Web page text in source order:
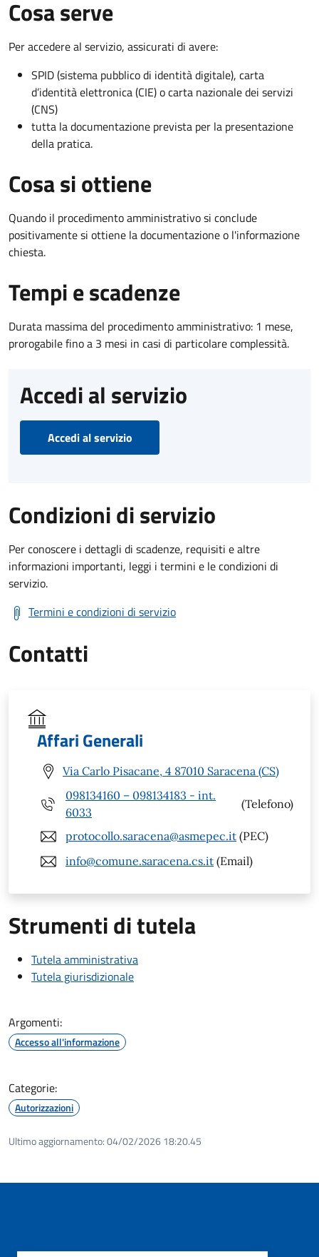
Cosa serve
Per accedere al servizio, assicurati di avere:
SPID (sistema pubblico di identità digitale), carta
d’identità elettronica (CIE) o carta nazionale dei servizi
(CNS)
tutta la documentazione prevista per la presentazione
della pratica.
Cosa si ottiene
Quando il procedimento amministrativo si conclude
positivamente si ottiene la documentazione o l'informazione
chiesta.
Tempi e scadenze
Durata massima del procedimento amministrativo: 1 mese,
prorogabile fino a 3 mesi in casi di particolare complessità.
Accedi al servizio
Accedi al servizio
Condizioni di servizio
Per conoscere i dettagli di scadenze, requisiti e altre
informazioni importanti, leggi i termini e le condizioni di
servizio.
Termini e condizioni di servizio
Contatti
Affari Generali
Via Carlo Pisacane, 4 87010 Saracena (CS)
098134160 – 098134183 - int.
6033
(Telefono)
protocollo.saracena@asmepec.it (PEC)
info@comune.saracena.cs.it (Email)
Strumenti di tutela
Tutela amministrativa
Tutela giurisdizionale
Argomenti:
Accesso all'informazione
Categorie:
Autorizzazioni
Ultimo aggiornamento:04/02/2026 18:20.45